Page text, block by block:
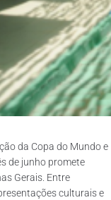
da Copa do Mundo e
de junho promete
Gerais. Entre
culturais e